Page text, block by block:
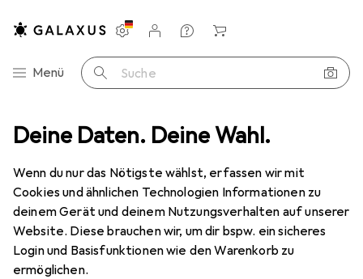
Deine Daten. Deine Wahl.
Wenn du nur das Nötigste wählst, erfassen wir mit
Cookies und ähnlichen Technologien Informationen zu
deinem Gerät und deinem Nutzungsverhalten auf unserer
Website. Diese brauchen wir, um dir bspw. ein sicheres
Login und Basisfunktionen wie den Warenkorb zu
ermöglichen.
Navigation nach Kategorien
Menü Suche
Einstellungen
Kundenkonto
Vergleichslisten
Merklisten
Warenkorb
Smartphones + Tablets Smartphone
8 Bilder
realme11 Pro+
512 GB, Astral Black, Sunrise Beige, 6.70", Dual SIM, 5G